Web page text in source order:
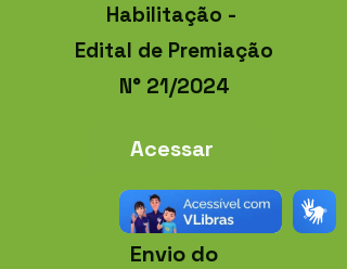
Habilitação -
Edital de Premiação
N° 21/2024
Acessar
Envio do